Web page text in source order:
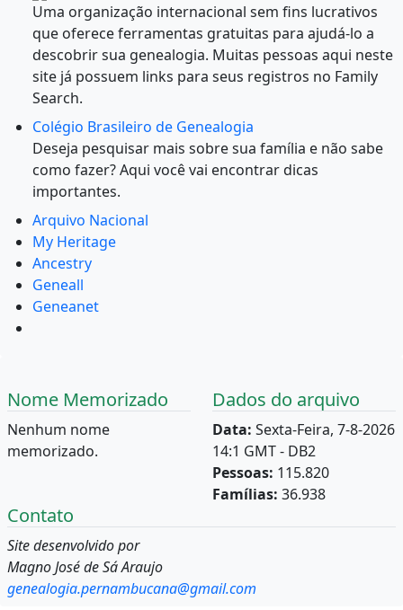
Uma organização internacional sem fins lucrativos
que oferece ferramentas gratuitas para ajudá-lo a
descobrir sua genealogia. Muitas pessoas aqui neste
site já possuem links para seus registros no Family
Search.
Colégio Brasileiro de Genealogia
Deseja pesquisar mais sobre sua família e não sabe
como fazer? Aqui você vai encontrar dicas
importantes.
Arquivo Nacional
My Heritage
Ancestry
Geneall
Geneanet
Nome Memorizado
Nenhum nome
memorizado.
Dados do arquivo
Data: Sexta-Feira, 7-8-2026
14:1 GMT - DB2
Pessoas: 115.820
Famílias: 36.938
Contato
Site desenvolvido por
Magno José de Sá Araujo
genealogia.pernambucana@gmail.com